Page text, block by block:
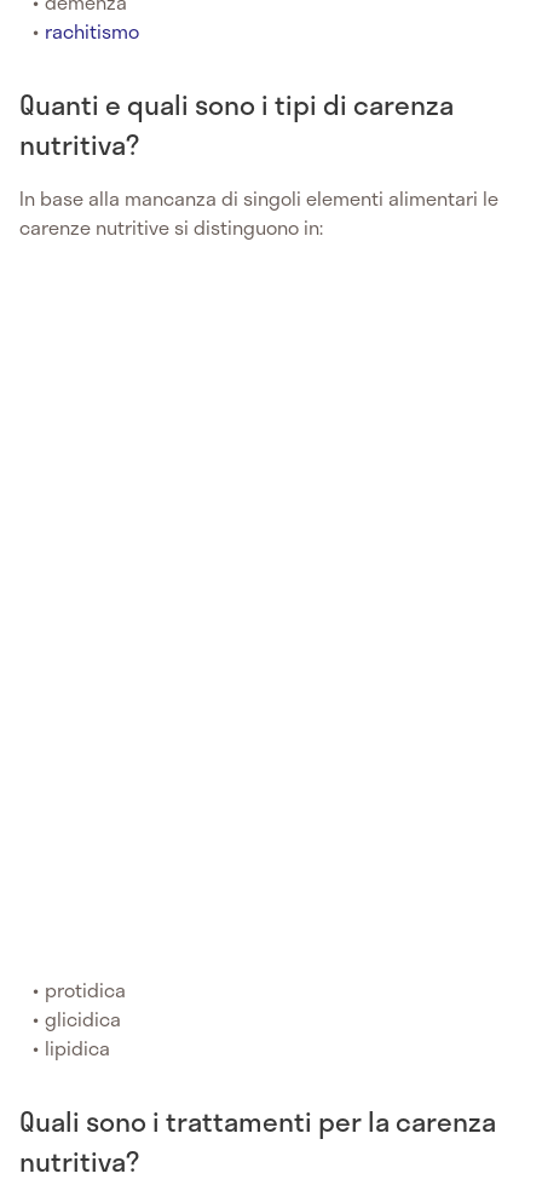
rachitismo
Quanti e quali sono i tipi di carenza
nutritiva?
In base alla mancanza di singoli elementi alimentari le
carenze nutritive si distinguono in:
protidica
glicidica
lipidica
Quali sono i trattamenti per la carenza
nutritiva?